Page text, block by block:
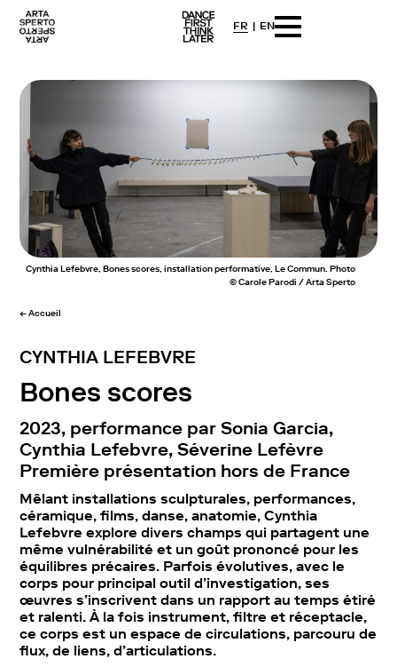
content
FR EN
Cynthia Lefebvre, Bones scores, installation performative, Le Commun. Photo
© Carole Parodi / Arta Sperto
← Accueil
CYNTHIA LEFEBVRE
Bones scores
2023, performance par Sonia Garcia,
Cynthia Lefebvre, Séverine Lefèvre
Première présentation hors de France
Mêlant installations sculpturales, performances,
céramique, films, danse, anatomie, Cynthia
Lefebvre explore divers champs qui partagent une
même vulnérabilité et un goût prononcé pour les
équilibres précaires. Parfois évolutives, avec le
corps pour principal outil d’investigation, ses
œuvres s’inscrivent dans un rapport au temps étiré
et ralenti. À la fois instrument, filtre et réceptacle,
ce corps est un espace de circulations, parcouru de
flux, de liens, d’articulations.